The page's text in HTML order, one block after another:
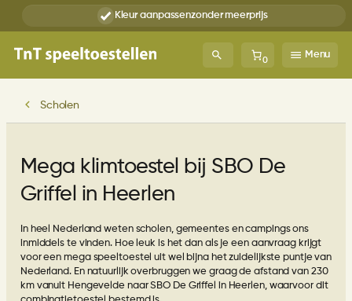
inhoud
Kleur aanpassenzonder meerprijs
0
Menu
Scholen
Mega klimtoestel bij SBO De
Griffel in Heerlen
In heel Nederland weten scholen, gemeentes en campings ons
inmiddels te vinden. Hoe leuk is het dan als je een aanvraag krijgt
voor een mega speeltoestel uit wel bijna het zuidelijkste puntje van
Nederland. En natuurlijk overbruggen we graag de afstand van 230
km vanuit Hengevelde naar SBO De Griffel in Heerlen, waarvoor dit